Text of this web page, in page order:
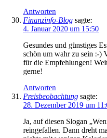
Antworten
Finanzinfo-Blog sagte:
4. Januar 2020 um 15:50
Gesundes und günstiges
schön um wahr zu sein :-)
für die Empfehlungen!
gerne!
Antworten
Preisbeobachtung sagte:
28. Dezember 2019 um
Ja, auf diesen Slogan
reingefallen. Dann dreht